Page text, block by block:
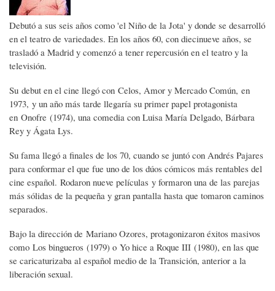
Debutó a sus seis años como 'el Niño de la Jota' y donde se desarrolló
en el teatro de variedades. En los años 60, con diecinueve años, se
trasladó a Madrid y comenzó a tener repercusión en el teatro y la
televisión.
Su debut en el cine llegó con Celos, Amor y Mercado Común, en
1973, y un año más tarde llegaría su primer papel protagonista
en Onofre (1974), una comedia con Luisa María Delgado, Bárbara
Rey y Ágata Lys.
Su fama llegó a finales de los 70, cuando se juntó con Andrés Pajares
para conformar el que fue uno de los dúos cómicos más rentables del
cine español. Rodaron nueve películas y formaron una de las parejas
más sólidas de la pequeña y gran pantalla hasta que tomaron caminos
separados.
Bajo la dirección de Mariano Ozores, protagonizaron éxitos masivos
como Los bingueros (1979) o Yo hice a Roque III (1980), en las que
se caricaturizaba al español medio de la Transición, anterior a la
liberación sexual.